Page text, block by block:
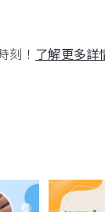
刻！ 了解更多詳